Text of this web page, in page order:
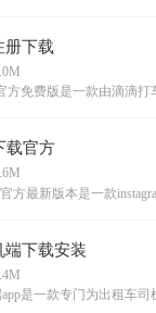
册下载
方免费版是一款由滴滴
载官方
官方最新版本是一款
端下载安装
是一款专门为出租车